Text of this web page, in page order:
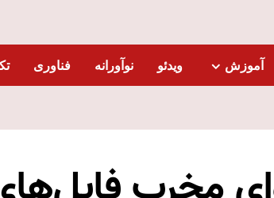
آموزش ویدئو نوآورانه فناوری